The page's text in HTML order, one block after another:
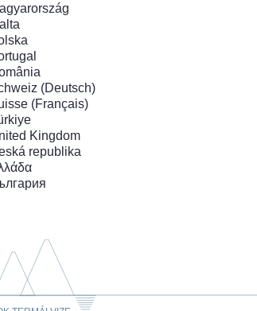
(Deutsch)
(Français)
Kingdom
republika